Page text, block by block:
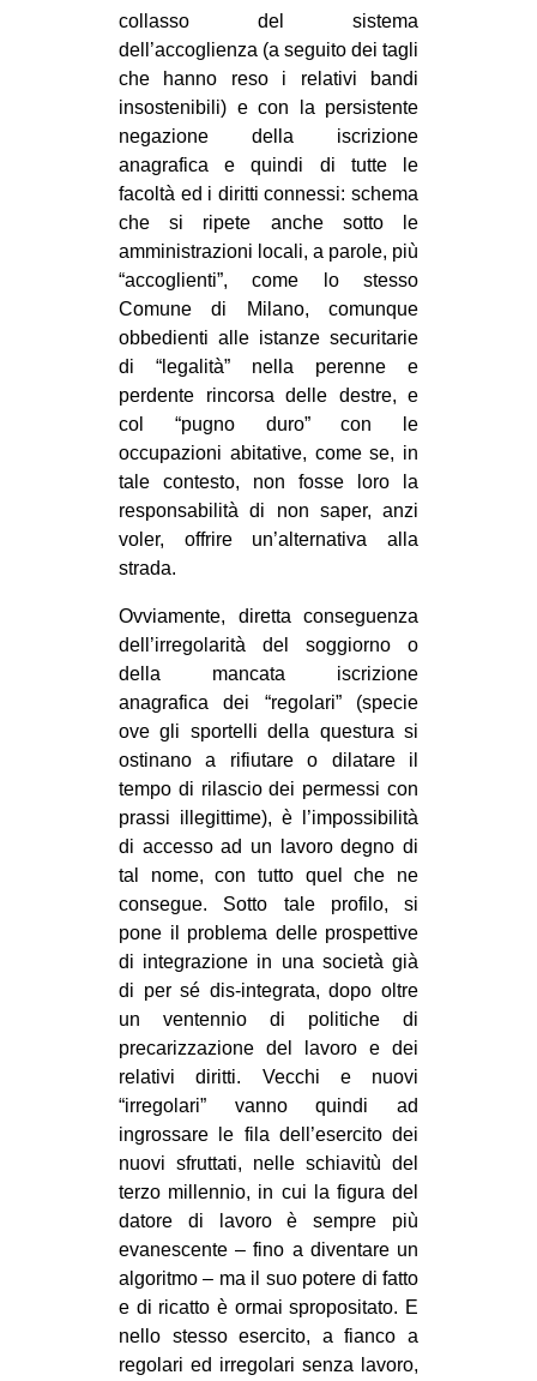
collasso del sistema
dell’accoglienza (a seguito dei tagli
che hanno reso i relativi bandi
insostenibili) e con la persistente
negazione della iscrizione
anagrafica e quindi di tutte le
facoltà ed i diritti connessi: schema
che si ripete anche sotto le
amministrazioni locali, a parole, più
“accoglienti”, come lo stesso
Comune di Milano, comunque
obbedienti alle istanze securitarie
di “legalità” nella perenne e
perdente rincorsa delle destre, e
col “pugno duro” con le
occupazioni abitative, come se, in
tale contesto, non fosse loro la
responsabilità di non saper, anzi
voler, offrire un’alternativa alla
strada.
Ovviamente, diretta conseguenza
dell’irregolarità del soggiorno o
della mancata iscrizione
anagrafica dei “regolari” (specie
ove gli sportelli della questura si
ostinano a rifiutare o dilatare il
tempo di rilascio dei permessi con
prassi illegittime), è l’impossibilità
di accesso ad un lavoro degno di
tal nome, con tutto quel che ne
consegue. Sotto tale profilo, si
pone il problema delle prospettive
di integrazione in una società già
di per sé dis-integrata, dopo oltre
un ventennio di politiche di
precarizzazione del lavoro e dei
relativi diritti. Vecchi e nuovi
“irregolari” vanno quindi ad
ingrossare le fila dell’esercito dei
nuovi sfruttati, nelle schiavitù del
terzo millennio, in cui la figura del
datore di lavoro è sempre più
evanescente – fino a diventare un
algoritmo – ma il suo potere di fatto
e di ricatto è ormai spropositato. E
nello stesso esercito, a fianco a
regolari ed irregolari senza lavoro,